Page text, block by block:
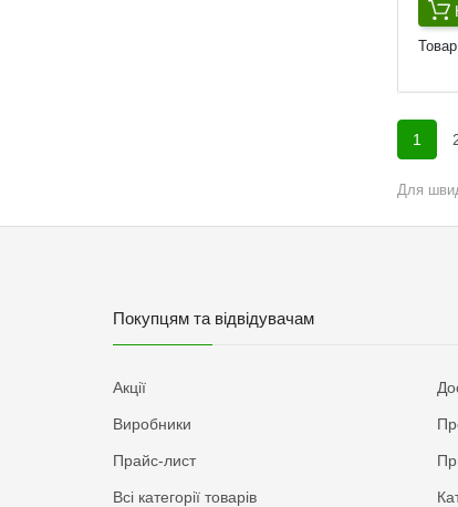
1
Для
Покупцям та відвідувачам
Акції
Виробники
Прайс-лист
Всі категорії товарів